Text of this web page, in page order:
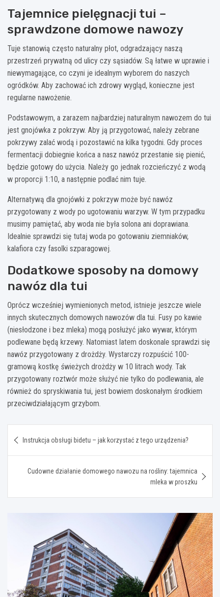
Tajemnice pielęgnacji tui –
sprawdzone domowe nawozy
Tuje stanowią często naturalny płot, odgradzający naszą
przestrzeń prywatną od ulicy czy sąsiadów. Są łatwe w uprawie i
niewymagające, co czyni je idealnym wyborem do naszych
ogródków. Aby zachować ich zdrowy wygląd, konieczne jest
regularne nawożenie.
Podstawowym, a zarazem najbardziej naturalnym nawozem do tui
jest gnojówka z pokrzyw. Aby ją przygotować, należy zebrane
pokrzywy zalać wodą i pozostawić na kilka tygodni. Gdy proces
fermentacji dobiegnie końca a nasz nawóz przestanie się pienić,
będzie gotowy do użycia. Należy go jednak rozcieńczyć z wodą
w proporcji 1:10, a następnie podlać nim tuje.
Alternatywą dla gnojówki z pokrzyw może być nawóz
przygotowany z wody po ugotowaniu warzyw. W tym przypadku
musimy pamiętać, aby woda nie była solona ani doprawiana.
Idealnie sprawdzi się tutaj woda po gotowaniu ziemniaków,
kalafiora czy fasolki szparagowej.
Dodatkowe sposoby na domowy
nawóz dla tui
Oprócz wcześniej wymienionych metod, istnieje jeszcze wiele
innych skutecznych domowych nawozów dla tui. Fusy po kawie
(niesłodzone i bez mleka) mogą posłużyć jako wywar, którym
podlewane będą krzewy. Natomiast latem doskonale sprawdzi się
nawóz przygotowany z drożdży. Wystarczy rozpuścić 100-
gramową kostkę świeżych drożdży w 10 litrach wody. Tak
przygotowany roztwór może służyć nie tylko do podlewania, ale
również do spryskiwania tui, jest bowiem doskonałym środkiem
przeciwdziałającym grzybom.
wpisu
Instrukcja obsługi bidetu – jak korzystać z tego urządzenia?
Cudowne działanie domowego nawozu na rośliny: tajemnica
mleka w proszku